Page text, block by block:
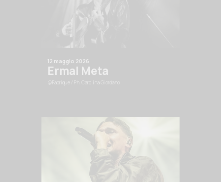
12 maggio 2026
Ermal Meta
@Fabrique / Ph. Carolina Giordano